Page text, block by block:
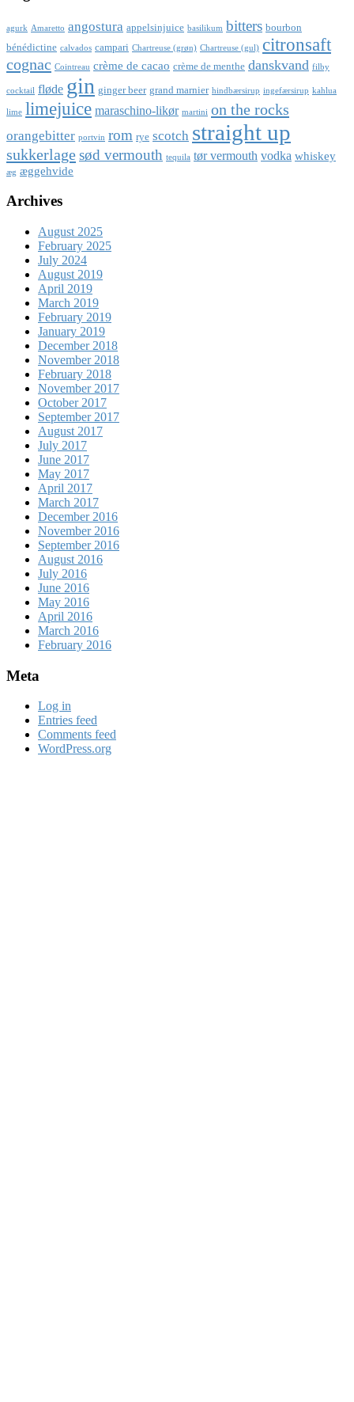
agurk Amaretto angostura appelsinjuice basilikum bitters bourbon
bénédictine calvados campari Chartreuse (grøn) Chartreuse (gul) citronsaft
cognac Cointreau crème de cacao crème de menthe danskvand filby
cocktail fløde gin ginger beer grand marnier hindbærsirup ingefærsirup kahlua
lime limejuice maraschino-likør martini on the rocks
orangebitter portvin rom rye scotch straight up
sukkerlagesød vermouth tequila tør vermouth vodka whiskey
æg æggehvide
Archives
August 2025
February 2025
July 2024
August 2019
April 2019
March 2019
February 2019
January 2019
December 2018
November 2018
February 2018
November 2017
October 2017
September 2017
August 2017
July 2017
June 2017
May 2017
April 2017
March 2017
December 2016
November 2016
September 2016
August 2016
July 2016
June 2016
May 2016
April 2016
March 2016
February 2016
Meta
Log in
Entries feed
Comments feed
WordPress.org